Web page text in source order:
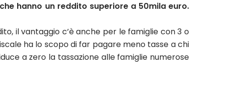
hanno un reddito superiore a 50mila euro.
il vantaggio c’è anche per le famiglie con 3 o
ha lo scopo di far pagare meno tasse a chi
a zero la tassazione alle famiglie numerose